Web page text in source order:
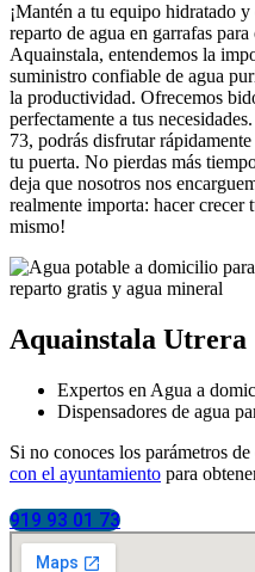
¡Mantén a tu equipo hidratado
reparto de agua en garrafas
Aquainstala, entendemos la
suministro confiable de agua
la productividad. Ofrecemos
perfectamente a tus
73, podrás disfrutar
tu puerta. No pierdas más
deja que nosotros nos
realmente importa: hacer crecer
mismo!
Aquainstala Utrera
Expertos en Agua a
Dispensadores de agua
Si no conoces los parámetros
con el ayuntamiento para
919 93 01 73